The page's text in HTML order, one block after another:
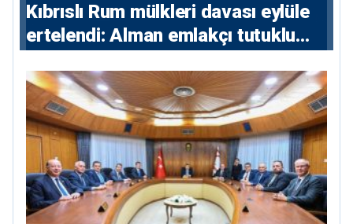
Kıbrıslı Rum mülkleri davası eylüle
ertelendi: Alman emlakçı tutuklu